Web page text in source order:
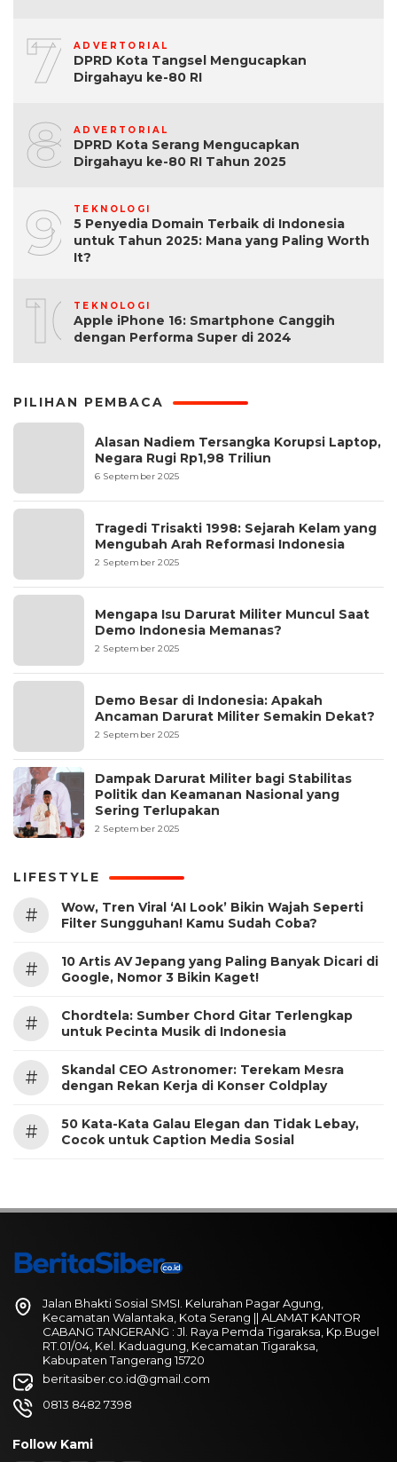
7 ADVERTORIAL
DPRD Kota Tangsel Mengucapkan
Dirgahayu ke-80 RI
8 ADVERTORIAL
DPRD Kota Serang Mengucapkan
Dirgahayu ke-80 RI Tahun 2025
9 TEKNOLOGI
5 Penyedia Domain Terbaik di Indonesia
untuk Tahun 2025: Mana yang Paling Worth
It?
10TEKNOLOGI
Apple iPhone 16: Smartphone Canggih
dengan Performa Super di 2024
PILIHAN PEMBACA
Alasan Nadiem Tersangka Korupsi Laptop,
Negara Rugi Rp1,98 Triliun
6 September 2025
Tragedi Trisakti 1998: Sejarah Kelam yang
Mengubah Arah Reformasi Indonesia
2 September 2025
Mengapa Isu Darurat Militer Muncul Saat
Demo Indonesia Memanas?
2 September 2025
Demo Besar di Indonesia: Apakah
Ancaman Darurat Militer Semakin Dekat?
2 September 2025
Dampak Darurat Militer bagi Stabilitas
Politik dan Keamanan Nasional yang
Sering Terlupakan
2 September 2025
LIFESTYLE
#
Wow, Tren Viral ‘AI Look’ Bikin Wajah Seperti
Filter Sungguhan! Kamu Sudah Coba?
#
10 Artis AV Jepang yang Paling Banyak Dicari di
Google, Nomor 3 Bikin Kaget!
#
Chordtela: Sumber Chord Gitar Terlengkap
untuk Pecinta Musik di Indonesia
#
Skandal CEO Astronomer: Terekam Mesra
dengan Rekan Kerja di Konser Coldplay
#
50 Kata-Kata Galau Elegan dan Tidak Lebay,
Cocok untuk Caption Media Sosial
Jalan Bhakti Sosial SMSI. Kelurahan Pagar Agung,
Kecamatan Walantaka, Kota Serang || ALAMAT KANTOR
CABANG TANGERANG : Jl. Raya Pemda Tigaraksa, Kp.Bugel
RT.01/04, Kel. Kaduagung, Kecamatan Tigaraksa,
Kabupaten Tangerang 15720
beritasiber.co.id@gmail.com
0813 8482 7398
Follow Kami